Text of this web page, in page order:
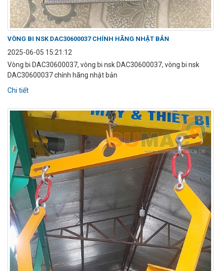
VÒNG BI NSK DAC30600037 CHÍNH HÃNG NHẬT BẢN
2025-06-05 15:21:12
Vòng bi DAC30600037, vòng bi nsk DAC30600037, vòng bi nsk
DAC30600037 chính hãng nhật bản
Chi tiết